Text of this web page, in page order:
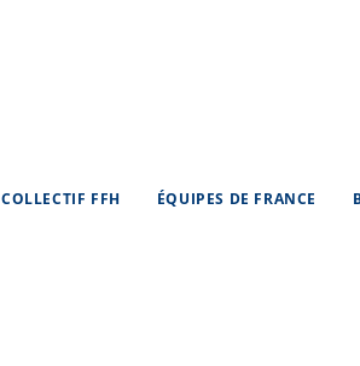
COLLECTIF FFH ÉQUIPES DE FRANCE